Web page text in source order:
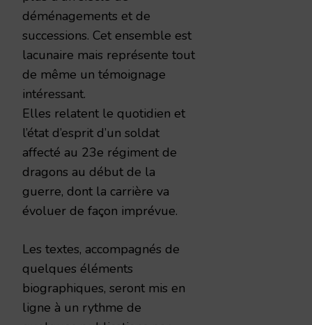
déménagements et de
successions. Cet ensemble est
lacunaire mais représente tout
de même un témoignage
intéressant.
Elles relatent le quotidien et
l’état d’esprit d’un soldat
affecté au 23e régiment de
dragons au début de la
guerre, dont la carrière va
évoluer de façon imprévue.
Les textes, accompagnés de
quelques éléments
biographiques, seront mis en
ligne à un rythme de